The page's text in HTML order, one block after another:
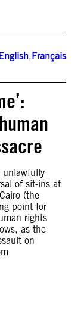
,Français
unlawfully
of sit-ins at
(the
point for
rights
as the
on